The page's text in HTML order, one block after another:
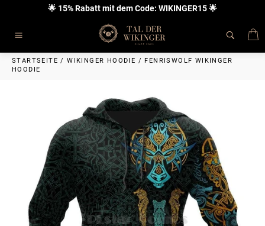
Inhalt
🌟 15% Rabatt mit dem Code: WIKINGER15 🌟
STARTSEITE /WIKINGER HOODIE / FENRISWOLF WIKINGER
HOODIE